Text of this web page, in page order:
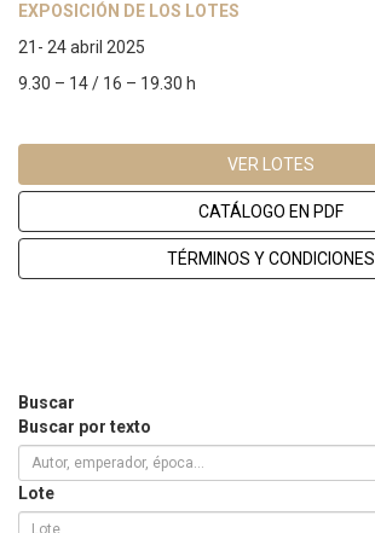
EXPOSICIÓN DE LOS LOTES
21- 24 abril 2025
9.30 – 14 / 16 – 19.30 h
VER LOTES
CATÁLOGO EN PDF
TÉRMINOS Y CONDICIONES
Buscar
Buscar por texto
Lote